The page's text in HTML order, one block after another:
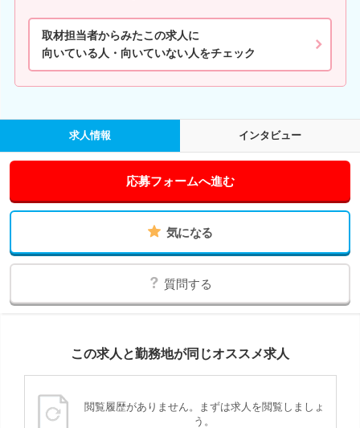
取材担当者からみたこの求人に
向いている人・向いていない人をチェック
求人情報 インタビュー
応募フォームへ進む
気になる
質問する
この求人と勤務地が同じオススメ求人
閲覧履歴がありません。まずは求人を閲覧しましょ
う。